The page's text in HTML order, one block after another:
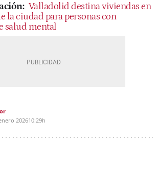
Valladolid destina viviendas en
la ciudad para personas con
salud mental
202610:29h